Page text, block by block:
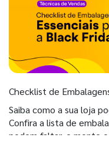
Checklist de
Saiba como a sua loja
Confira a lista de
podem faltar, e monte